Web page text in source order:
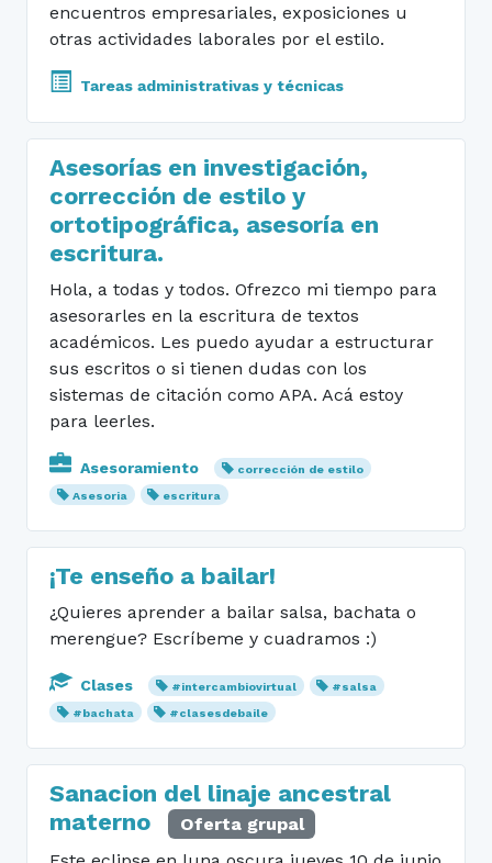
encuentros empresariales, exposiciones u
otras actividades laborales por el estilo.
Tareas administrativas y técnicas
Asesorías en investigación,
corrección de estilo y
ortotipográfica, asesoría en
escritura.
Hola, a todas y todos. Ofrezco mi tiempo para
asesorarles en la escritura de textos
académicos. Les puedo ayudar a estructurar
sus escritos o si tienen dudas con los
sistemas de citación como APA. Acá estoy
para leerles.
Asesoramiento
corrección de estilo
Asesoria
escritura
¡Te enseño a bailar!
¿Quieres aprender a bailar salsa, bachata o
merengue? Escríbeme y cuadramos :)
Clases #intercambiovirtual
#salsa
#bachata
#clasesdebaile
Sanacion del linaje ancestral
materno
Oferta grupal